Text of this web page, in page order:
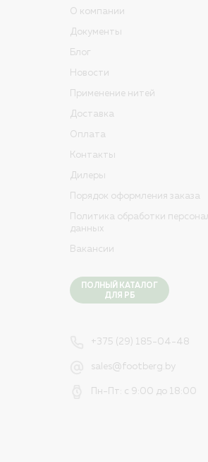
О компании
Документы
Блог
Новости
Применение нитей
Доставка
Оплата
Контакты
Дилеры
Порядок оформления заказа
Политика обработки
данных
Вакансии
ПОЛНЫЙ КАТАЛОГ
ДЛЯ РБ
+375 (29) 185-04-48
sales@footberg.by
Пн-Пт: с 9:00 до 18:00